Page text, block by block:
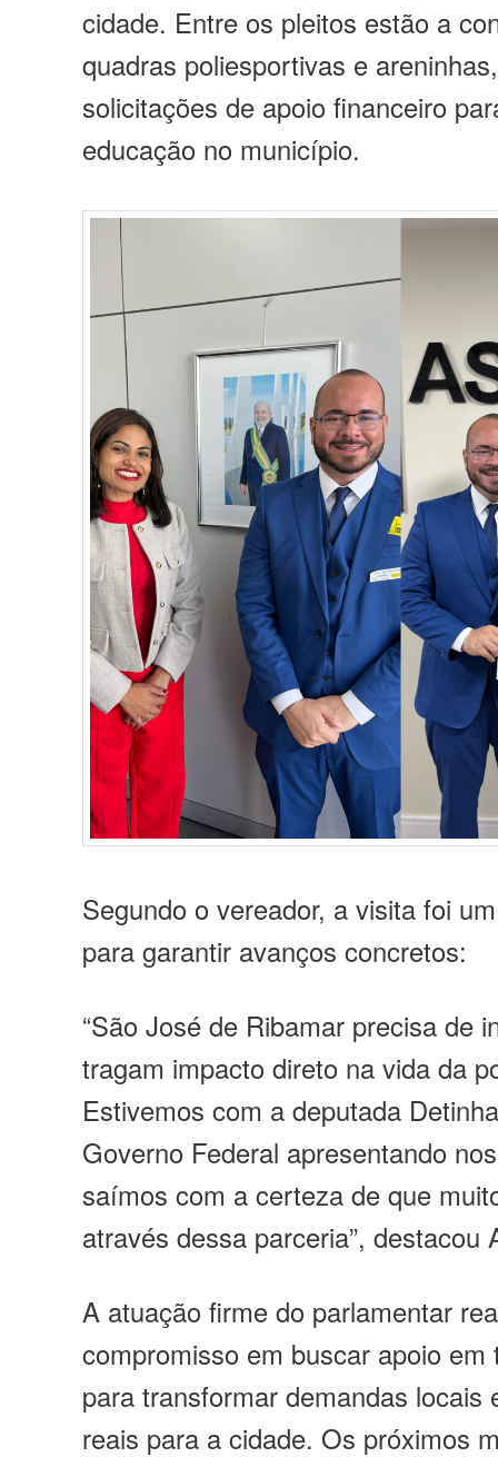
cidade. Entre os pleitos estão a
quadras poliesportivas e
solicitações de apoio financeiro
educação no município.
Segundo o vereador, a visita foi
para garantir avanços concretos:
“São José de Ribamar precisa de
tragam impacto direto na vida da
Estivemos com a deputada
Governo Federal apresentando
saímos com a certeza de que
através dessa parceria”, destacou
A atuação firme do parlamentar
compromisso em buscar apoio
para transformar demandas locais
reais para a cidade. Os próximos